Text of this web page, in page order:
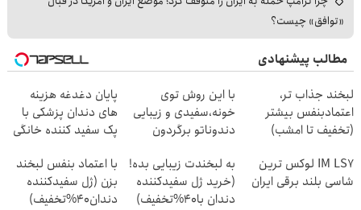
«توافق» چیست؟
مطالب پیشنهادی
لبخند جذاب تر،
اعتمادبنفس بیشتر
(تخفیف تا امشب)
با این روش توی
خونه،سفیدی و زیبایی
دندوناتو برگردون
پایان دغدغه هزینه
های دندان پزشکی با
پک سفید کننده خانگی
IM LS7 لوکس ترین
شاسی بلند برقی ایران
به لبخندت زیبایی بده!
(خرید ژل سفیدکننده
دندان با40%تخفیف)
با اعتماد بنفس لبخند
بزن (ژل سفیدکننده
دندان40%تخفیف)